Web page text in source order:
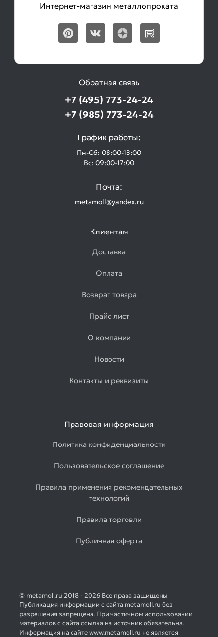
Интернет-магазин металлопроката
Обратная связь
+7 (495) 773-24-24
+7 (985) 773-24-24
График работы:
Пн-Сб: 08:00-18:00
Вс: 09:00-17:00
Почта:
metamoll@yandex.ru
Клиентам
Доставка
Оплата
Возврат товара
Прайс лист
О компании
Новости
Контакты и реквизиты
Правовая информация
Политика конфиденциальности
Пользовательское соглашение
Правила применения рекомендательных
технологий
Правила торговли
Публичная оферта
© metamoll.ru 2018 - 2026 Все права защищены
Публикация информации с сайта metamoll.ru без
разрешения запрещена. При частичном использовании
материалов с сайта ссылка на источник обязательна.
Информация на сайте www.metamoll.ru не является